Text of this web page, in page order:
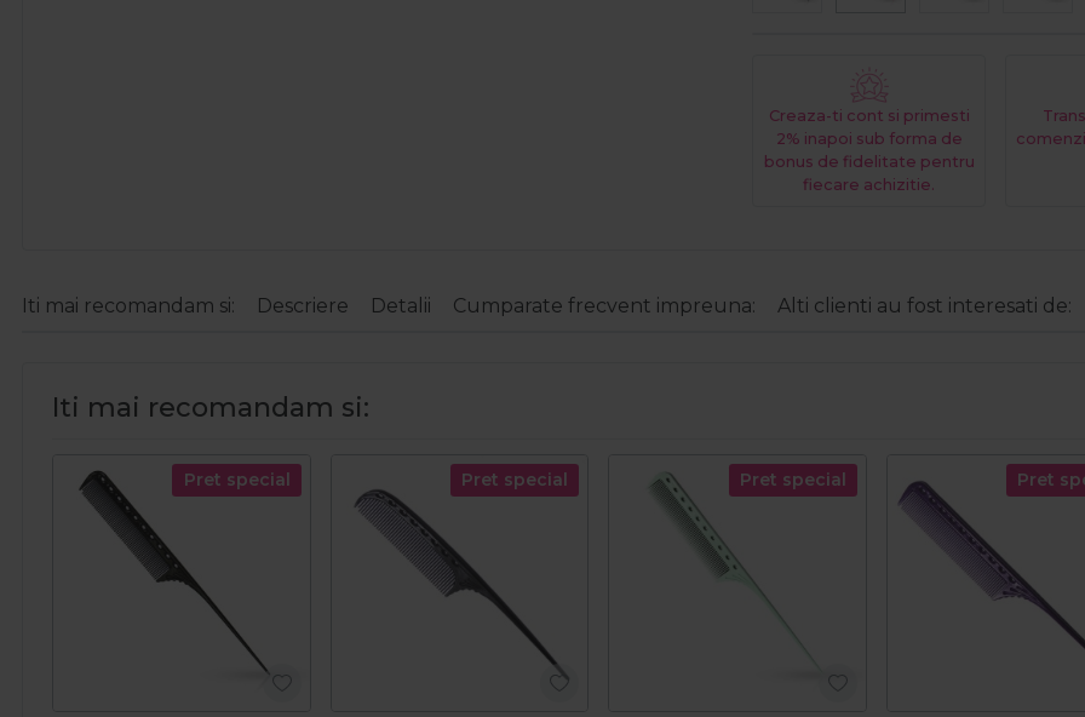
Creaza-ti cont si primesti
2% inapoi sub forma de
bonus de fidelitate pentru
fiecare achizitie.
Iti mai recomandam si: Descriere Detalii Cumparate frecvent impreuna: Alti clienti au fost interesati de:
Iti mai recomandam si:
Pret special Pret special Pret special Pret